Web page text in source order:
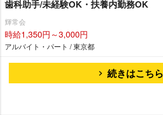
歯科助手/未経験OK・扶養内勤務OK
輝常会
時給1,350円～3,000円
アルバイト・パート / 東京都
続きはこちら